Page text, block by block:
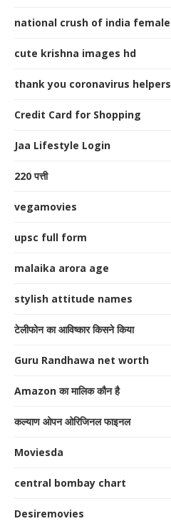
national crush of india female
cute krishna images hd
thank you coronavirus helpers
Credit Card for Shopping
Jaa Lifestyle Login
220 पत्ती
vegamovies
upsc full form
malaika arora age
stylish attitude names
टेलीफोन का आविष्कार किसने किया
Guru Randhawa net worth
Amazon का मालिक कौन है
कल्याण ओपन ओरिजिनल फाइनल
Moviesda
central bombay chart
Desiremovies